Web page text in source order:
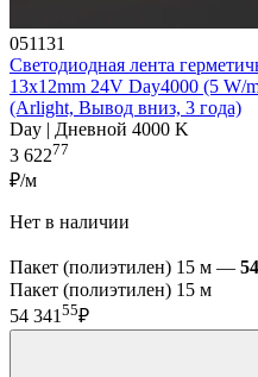
051131
Светодиодная лента
13x12mm 24V Day4000 (5 W/
(Arlight, Вывод вниз, 3 года)
Day | Дневной 4000 K
3 62277
₽/м
Нет в наличии
Пакет (полиэтилен) 15 м —
Пакет (полиэтилен) 15 м
54 34155₽